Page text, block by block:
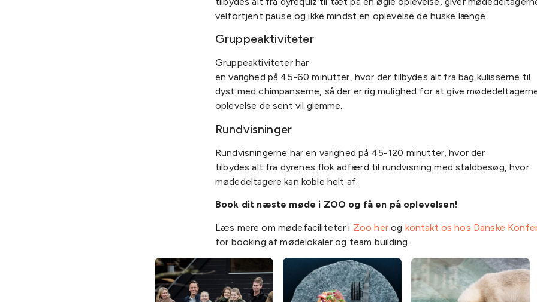
velfortjent pause og ikke mindst en oplevelse de huske længe.
Gruppeaktiviteter
Gruppeaktiviteter har
en varighed på 45-60 minutter, hvor der tilbydes alt fra bag kulisserne til
dyst med chimpanserne, så der er rig mulighed for at give
oplevelse de sent vil glemme.
Rundvisninger
Rundvisningerne har en varighed på 45-120 minutter, hvor der
tilbydes alt fra dyrenes flok adfærd til rundvisning med staldbesøg, hvor
mødedeltagere kan koble helt af.
Book dit næste møde i ZOO og få en på oplevelsen!
Læs mere om mødefaciliteter i Zoo herog kontakt os hos Danske
for booking af mødelokaler og team building.